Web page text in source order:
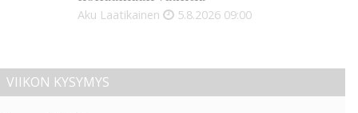
Aku Laatikainen 5.8.2026 09:00
VIIKON KYSYMYS